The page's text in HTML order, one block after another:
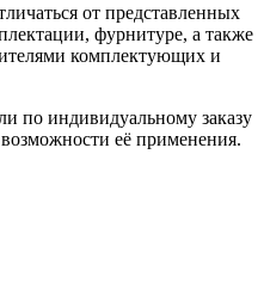
от представленных
фурнитуре, а также
комплектующих и
по индивидуальному заказу
её применения.